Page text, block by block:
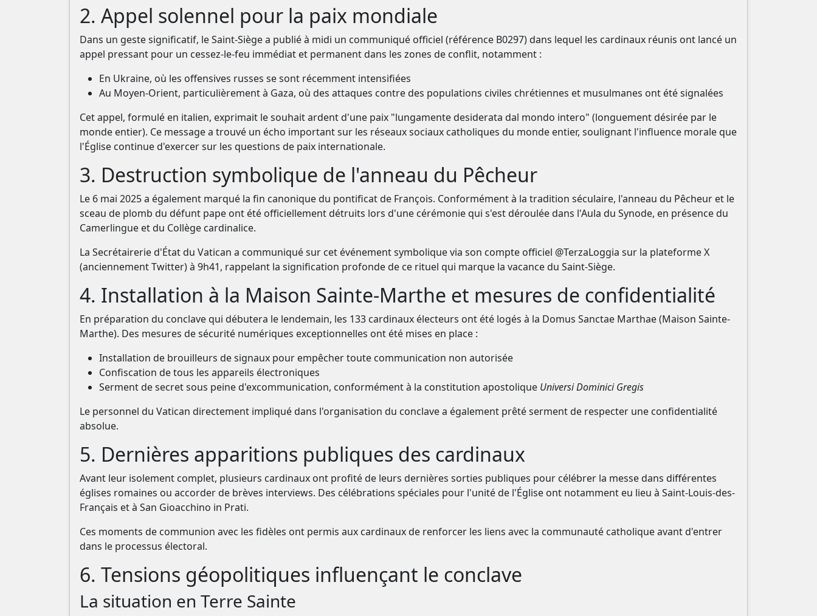
2. Appel solennel pour la paix mondiale
Dans un geste significatif, le Saint-Siège a publié à midi un communiqué officiel (référence B0297) dans lequel les cardinaux réunis ont lancé un
appel pressant pour un cessez-le-feu immédiat et permanent dans les zones de conflit, notamment :
En Ukraine, où les offensives russes se sont récemment intensifiées
Au Moyen-Orient, particulièrement à Gaza, où des attaques contre des populations civiles chrétiennes et musulmanes ont été signalées
Cet appel, formulé en italien, exprimait le souhait ardent d'une paix "lungamente desiderata dal mondo intero" (longuement désirée par le
monde entier). Ce message a trouvé un écho important sur les réseaux sociaux catholiques du monde entier, soulignant l'influence morale que
l'Église continue d'exercer sur les questions de paix internationale.
3. Destruction symbolique de l'anneau du Pêcheur
Le 6 mai 2025 a également marqué la fin canonique du pontificat de François. Conformément à la tradition séculaire, l'anneau du Pêcheur et le
sceau de plomb du défunt pape ont été officiellement détruits lors d'une cérémonie qui s'est déroulée dans l'Aula du Synode, en présence du
Camerlingue et du Collège cardinalice.
La Secrétairerie d'État du Vatican a communiqué sur cet événement symbolique via son compte officiel @TerzaLoggia sur la plateforme X
(anciennement Twitter) à 9h41, rappelant la signification profonde de ce rituel qui marque la vacance du Saint-Siège.
4. Installation à la Maison Sainte-Marthe et mesures de confidentialité
En préparation du conclave qui débutera le lendemain, les 133 cardinaux électeurs ont été logés à la Domus Sanctae Marthae (Maison Sainte-
Marthe). Des mesures de sécurité numériques exceptionnelles ont été mises en place :
Installation de brouilleurs de signaux pour empêcher toute communication non autorisée
Confiscation de tous les appareils électroniques
Serment de secret sous peine d'excommunication, conformément à la constitution apostolique Universi Dominici Gregis
Le personnel du Vatican directement impliqué dans l'organisation du conclave a également prêté serment de respecter une confidentialité
absolue.
5. Dernières apparitions publiques des cardinaux
Avant leur isolement complet, plusieurs cardinaux ont profité de leurs dernières sorties publiques pour célébrer la messe dans différentes
églises romaines ou accorder de brèves interviews. Des célébrations spéciales pour l'unité de l'Église ont notamment eu lieu à Saint-Louis-des-
Français et à San Gioacchino in Prati.
Ces moments de communion avec les fidèles ont permis aux cardinaux de renforcer les liens avec la communauté catholique avant d'entrer
dans le processus électoral.
6. Tensions géopolitiques influençant le conclave
La situation en Terre Sainte
Soutenez CatéGPT
CatéGPT.chat
Aidez-nous à continuer notre mission
CatéGPT, la structure qui a créé Conclavoscope, a
développer des outils d'analyse et de
compréhension de l'Église catholique.
technique
approfondie
indépendantes